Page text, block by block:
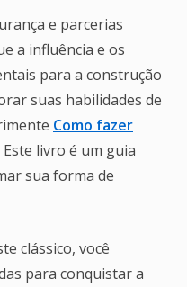
e parcerias
a influência e os
para a construção
suas habilidades de
Como fazer
Este livro é um guia
sua forma de
clássico, você
para conquistar a